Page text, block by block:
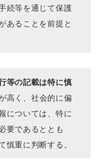
続等を通じて保護
あることを前提と
等の記載は特に慎
高く、社会的に偏
については、特に
要であるととも
慎重に判断する。